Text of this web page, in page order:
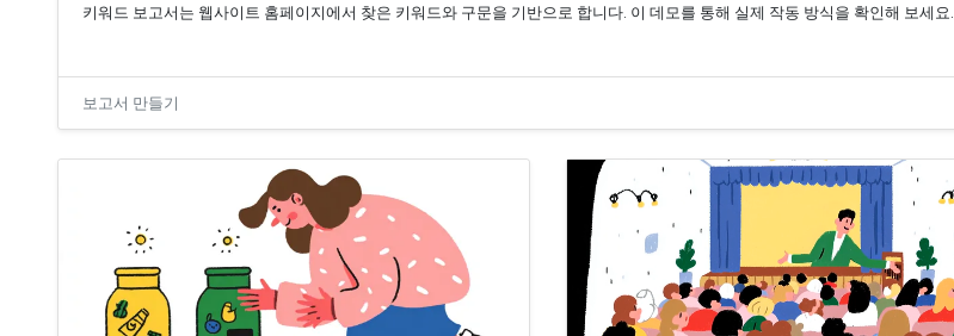
키워드 보고서는 웹사이트 홈페이지에서 찾은 키워드와 구문을 기반으로 합니다. 이 데모를 통해 실제 작동 방식을 확인해 보세요.
보고서 만들기